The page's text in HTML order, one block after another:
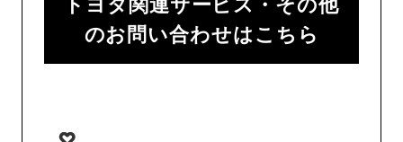
トヨタ関連サービス・その他
のお問い合わせはこちら